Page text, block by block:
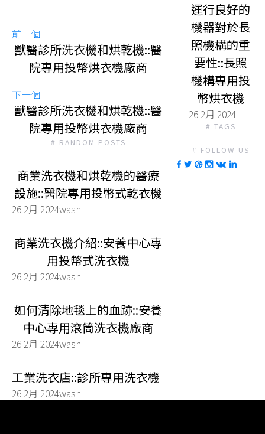
前一個
獸醫診所洗衣機和烘乾機::醫
院專用投幣烘衣機廠商
下一個
獸醫診所洗衣機和烘乾機::醫
院專用投幣烘衣機廠商
# RANDOM POSTS
商業洗衣機和烘乾機的醫療
設施::醫院專用投幣式乾衣機
26 2月 2024wash
商業洗衣機介紹::安養中心專
用投幣式洗衣機
26 2月 2024wash
如何清除地毯上的血跡::安養
中心專用滾筒洗衣機廠商
26 2月 2024wash
工業洗衣店::診所專用洗衣機
26 2月 2024wash
運行良好的
機器對於長
照機構的重
要性::長照
機構專用投
幣烘衣機
26 2月 2024
# TAGS
# FOLLOW US